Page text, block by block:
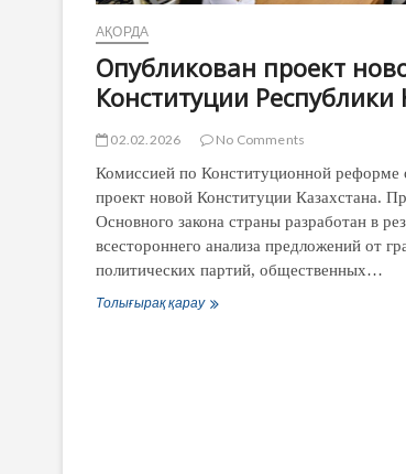
АҚОРДА
Опубликован проект
Конституции Республики
02.02.2026 No Comments
Комиссией по Конституционной реформе
проект новой Конституции Казахстана.
Основного закона страны разработан в
всестороннего анализа предложений от
политических партий, общественных…
Толығырақ қарауОпубликован